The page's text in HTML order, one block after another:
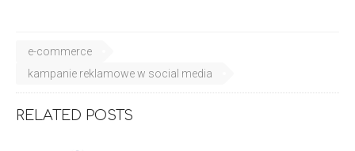
e-commerce
kampanie reklamowe w social media
RELATED POSTS